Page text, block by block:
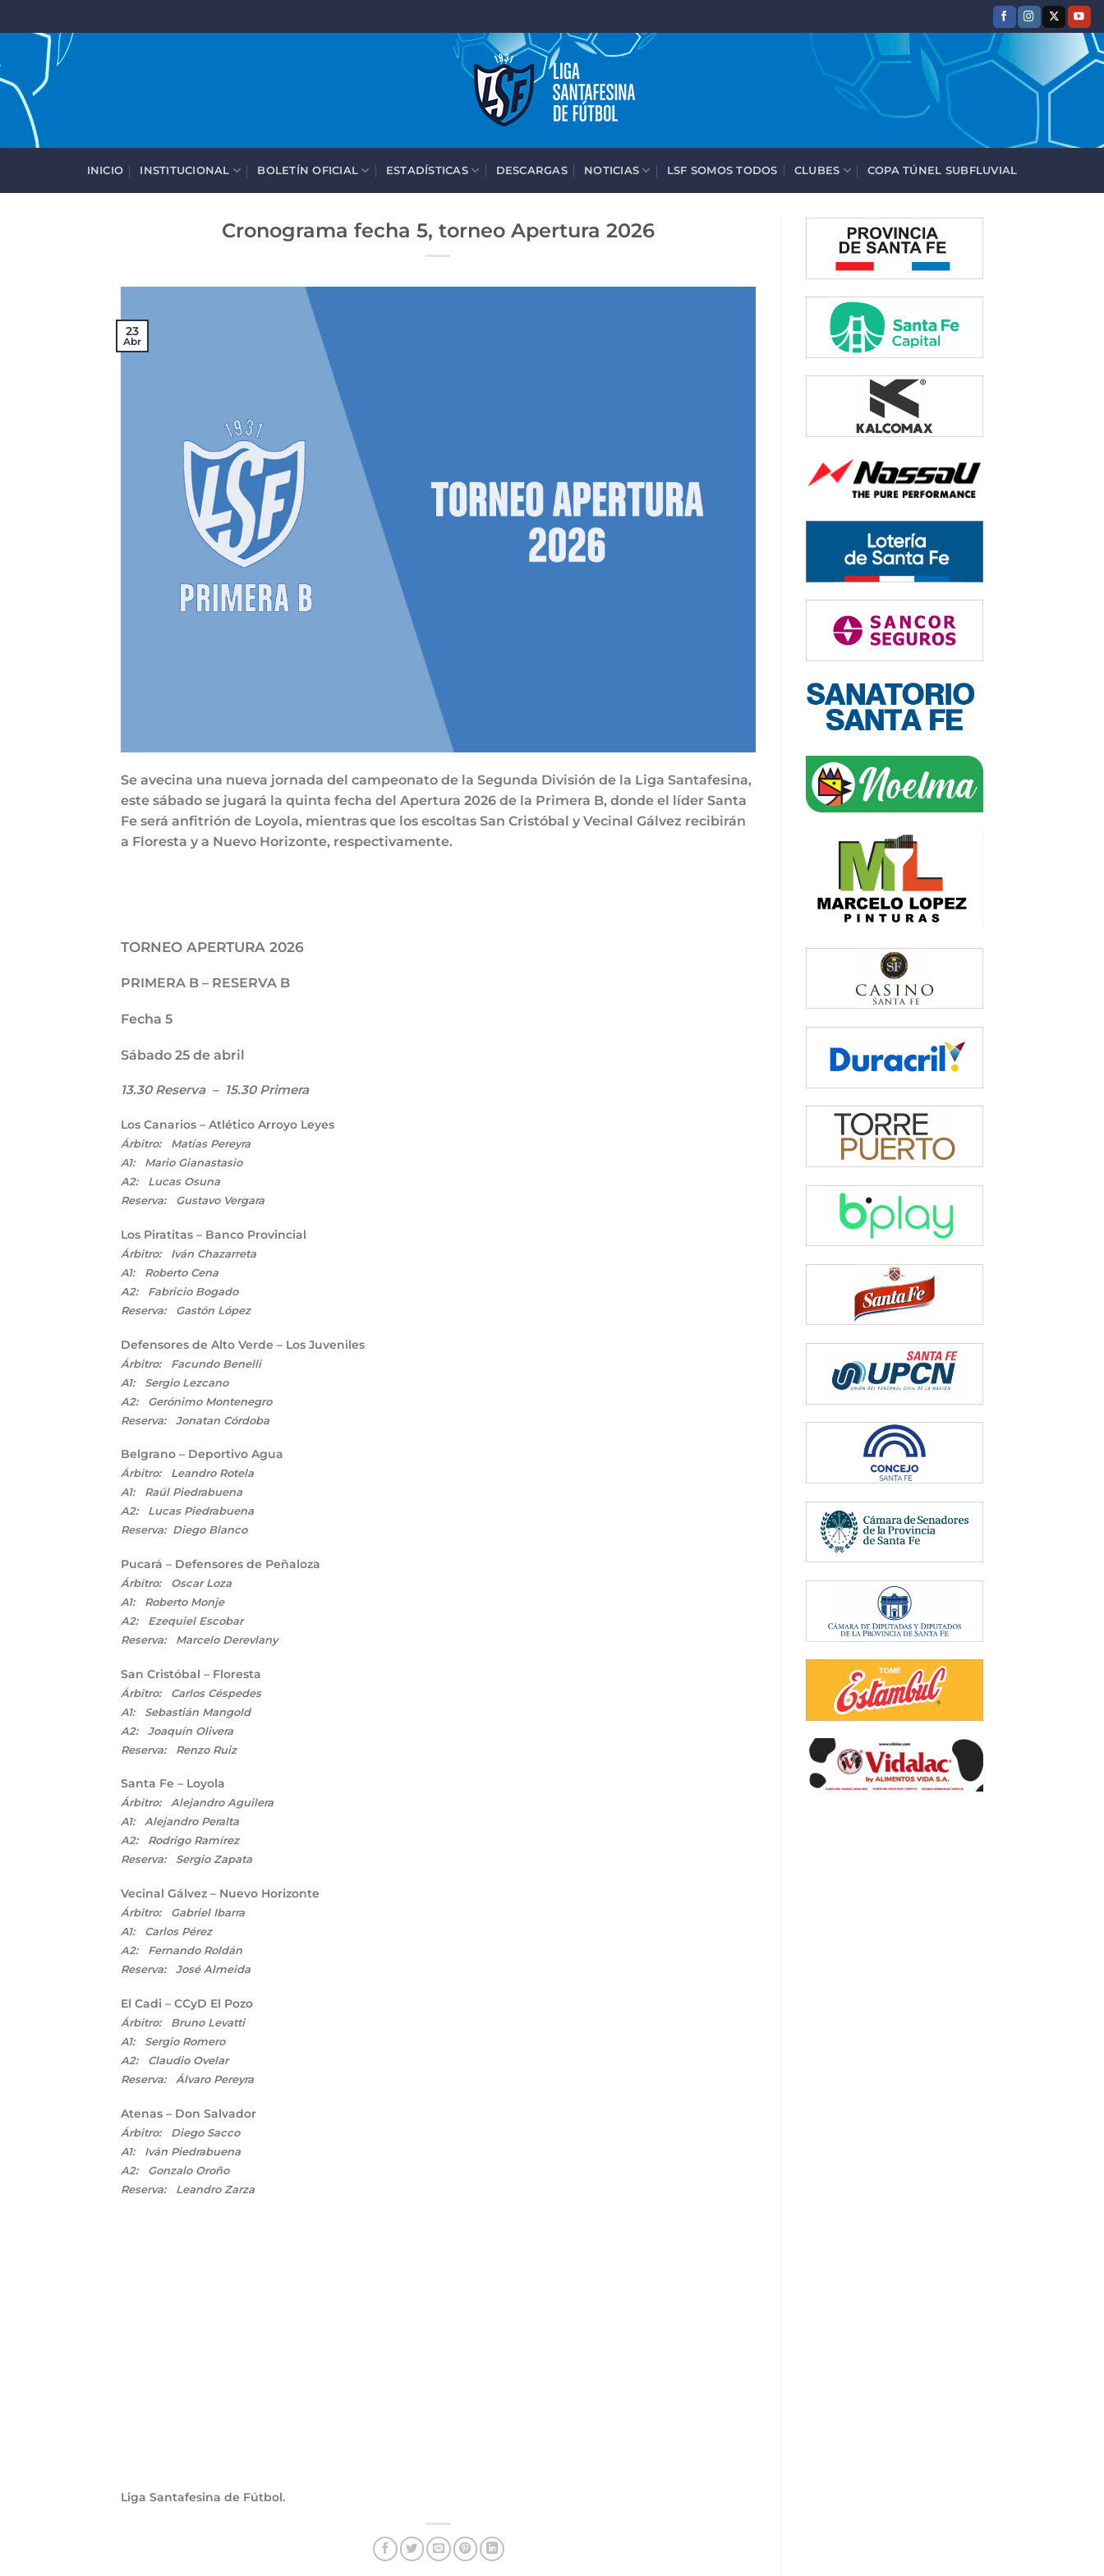
contenido
INICIO INSTITUCIONAL BOLETÍN OFICIAL ESTADÍSTICAS DESCARGAS NOTICIAS LSF SOMOS TODOS CLUBES COPA TÚNEL SUBFLUVIAL
Cronograma fecha 5, torneo Apertura 2026
23
Abr
Se avecina una nueva jornada del campeonato de la Segunda División de la Liga Santafesina,
este sábado se jugará la quinta fecha del Apertura 2026 de la Primera B, donde el líder Santa
Fe será anfitrión de Loyola, mientras que los escoltas San Cristóbal y Vecinal Gálvez recibirán
a Floresta y a Nuevo Horizonte, respectivamente.
TORNEO APERTURA 2026
PRIMERA B – RESERVA B
Fecha 5
Sábado 25 de abril
13.30 Reserva – 15.30 Primera
Los Canarios – Atlético Arroyo Leyes
Árbitro: Matías Pereyra
A1: Mario Gianastasio
A2: Lucas Osuna
Reserva: Gustavo Vergara
Los Piratitas – Banco Provincial
Árbitro: Iván Chazarreta
A1: Roberto Cena
A2: Fabricio Bogado
Reserva: Gastón López
Defensores de Alto Verde – Los Juveniles
Árbitro: Facundo Benelli
A1: Sergio Lezcano
A2: Gerónimo Montenegro
Reserva: Jonatan Córdoba
Belgrano – Deportivo Agua
Árbitro: Leandro Rotela
A1: Raúl Piedrabuena
A2: Lucas Piedrabuena
Reserva: Diego Blanco
Pucará – Defensores de Peñaloza
Árbitro: Oscar Loza
A1: Roberto Monje
A2: Ezequiel Escobar
Reserva: Marcelo Derevlany
San Cristóbal – Floresta
Árbitro: Carlos Céspedes
A1: Sebastián Mangold
A2: Joaquín Olivera
Reserva: Renzo Ruiz
Santa Fe – Loyola
Árbitro: Alejandro Aguilera
A1: Alejandro Peralta
A2: Rodrigo Ramírez
Reserva: Sergio Zapata
Vecinal Gálvez – Nuevo Horizonte
Árbitro: Gabriel Ibarra
A1: Carlos Pérez
A2: Fernando Roldán
Reserva: José Almeida
El Cadi – CCyD El Pozo
Árbitro: Bruno Levatti
A1: Sergio Romero
A2: Claudio Ovelar
Reserva: Álvaro Pereyra
Atenas – Don Salvador
Árbitro: Diego Sacco
A1: Iván Piedrabuena
A2: Gonzalo Oroño
Reserva: Leandro Zarza
Liga Santafesina de Fútbol.